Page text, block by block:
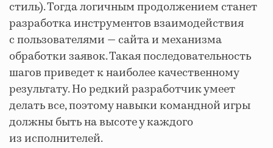
стиль). Тогда логичным продолжением станет
разработка инструментов взаимодействия
с пользователями — сайта и механизма
обработки заявок. Такая последовательность
шагов приведет к наиболее качественному
результату. Но редкий разработчик умеет
делать все, поэтому навыки командной игры
должны быть на высоте у каждого
из исполнителей.